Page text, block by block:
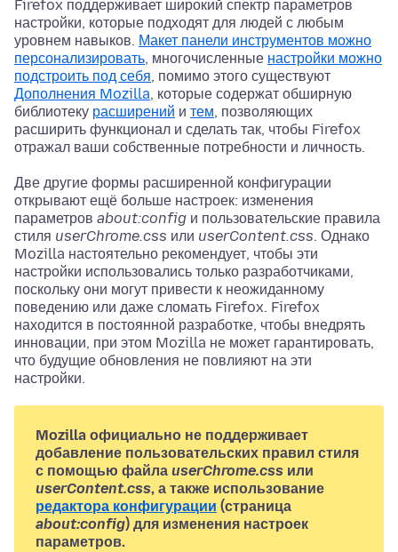
Firefox поддерживает широкий спектр параметров
настройки, которые подходят для людей с любым
уровнем навыков. Макет панели инструментов можно
персонализировать, многочисленные настройки можно
подстроить под себя, помимо этого существуют
Дополнения Mozilla, которые содержат обширную
библиотеку расширений и тем, позволяющих
расширить функционал и сделать так, чтобы Firefox
отражал ваши собственные потребности и личность.
Две другие формы расширенной конфигурации
открывают ещё больше настроек: изменения
параметров about:config и пользовательские правила
стиля userChrome.css или userContent.css. Однако
Mozilla настоятельно рекомендует, чтобы эти
настройки использовались только разработчиками,
поскольку они могут привести к неожиданному
поведению или даже сломать Firefox. Firefox
находится в постоянной разработке, чтобы внедрять
инновации, при этом Mozilla не может гарантировать,
что будущие обновления не повлияют на эти
настройки.
Mozilla официально не поддерживает
добавление пользовательских правил стиля
с помощью файла userChrome.css или
userContent.css, а также использование
редактора конфигурации (страница
about:config) для изменения настроек
параметров.